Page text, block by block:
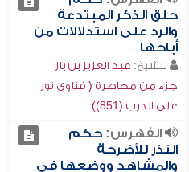
حلق الذكر المبتدعة
والرد على استدلالات من
أباحها
للشيخ: عبد العزيز بن باز
جزء من محاضرة ( فتاوى نور
على الدرب (851))
الفهرس:حكم
النذر للأضرحة
والمشاهد ووضعها في